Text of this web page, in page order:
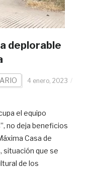
deplorable
4 enero, 2023
el equipo
no deja beneficios
Casa de
situación que se
de los